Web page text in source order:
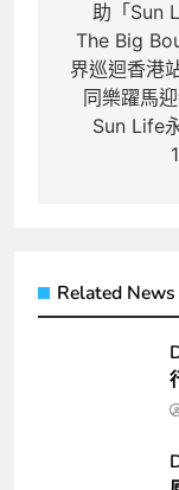
導
覽
助「Sun
The Big
界巡迴香港
同樂躍馬
Sun Life
Related News